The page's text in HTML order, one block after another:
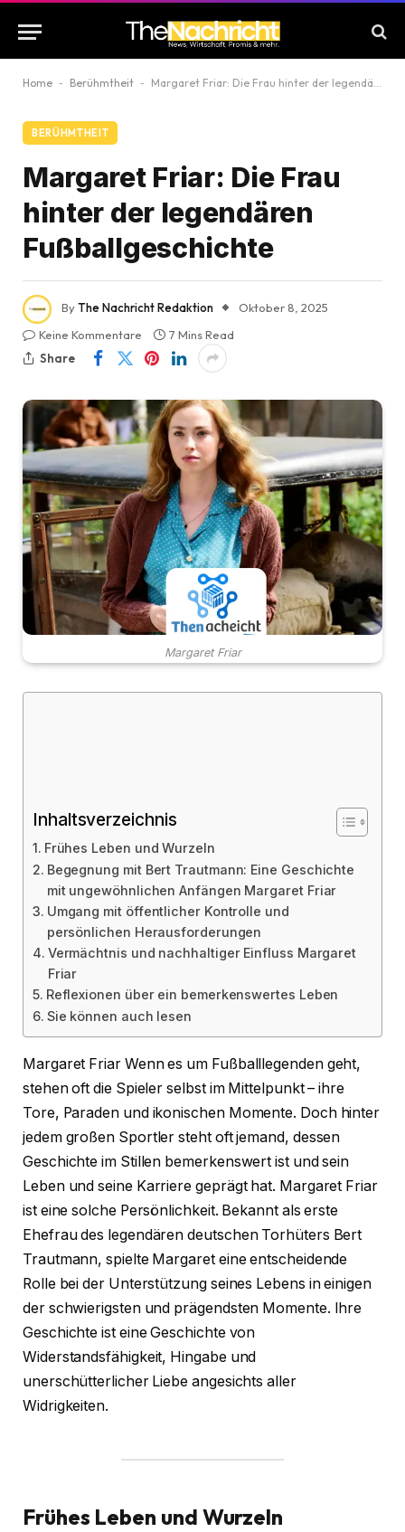
Home - Berühmtheit - Margaret Friar: Die Frau hinter der legendären Fußballgeschichte
BERÜHMTHEIT
Margaret Friar: Die Frau
hinter der legendären
Fußballgeschichte
ByThe Nachricht Redaktion
Oktober 8, 2025
Keine Kommentare
7 Mins Read
Share
Margaret Friar
Inhaltsverzeichnis
Frühes Leben und Wurzeln
Begegnung mit Bert Trautmann: Eine Geschichte
mit ungewöhnlichen Anfängen Margaret Friar
Umgang mit öffentlicher Kontrolle und
persönlichen Herausforderungen
Vermächtnis und nachhaltiger Einfluss Margaret
Friar
Reflexionen über ein bemerkenswertes Leben
Sie können auch lesen
Margaret Friar Wenn es um Fußballlegenden geht,
stehen oft die Spieler selbst im Mittelpunkt – ihre
Tore, Paraden und ikonischen Momente. Doch hinter
jedem großen Sportler steht oft jemand, dessen
Geschichte im Stillen bemerkenswert ist und sein
Leben und seine Karriere geprägt hat. Margaret Friar
ist eine solche Persönlichkeit. Bekannt als erste
Ehefrau des legendären deutschen Torhüters Bert
Trautmann, spielte Margaret eine entscheidende
Rolle bei der Unterstützung seines Lebens in einigen
der schwierigsten und prägendsten Momente. Ihre
Geschichte ist eine Geschichte von
Widerstandsfähigkeit, Hingabe und
unerschütterlicher Liebe angesichts aller
Widrigkeiten.
Frühes Leben und Wurzeln